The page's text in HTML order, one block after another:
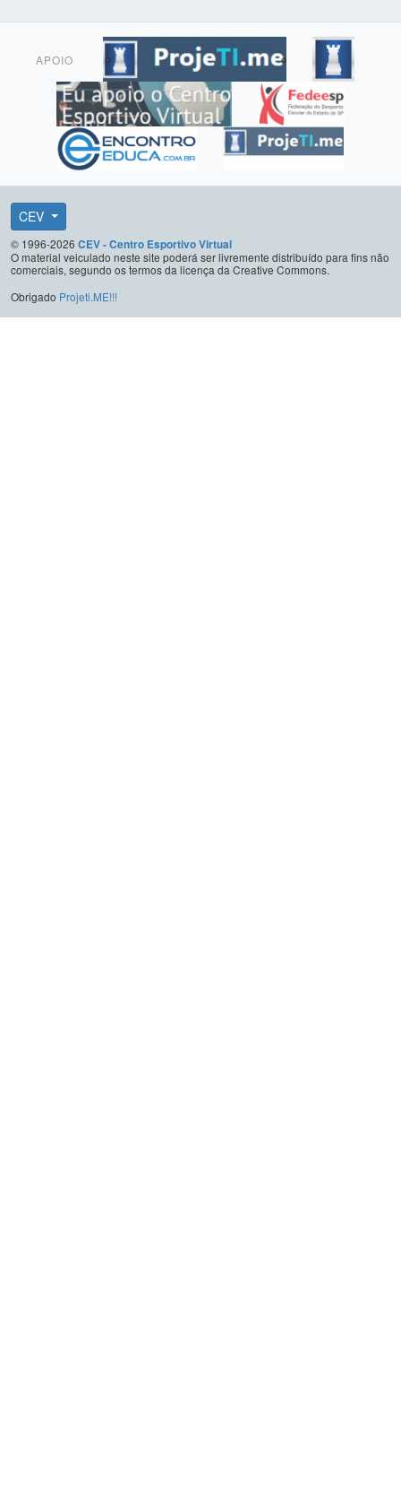
APOIO
CEV
© 1996-2026 CEV - Centro Esportivo Virtual
O material veiculado neste site poderá ser livremente distribuído para fins não
comerciais, segundo os termos da licença da Creative Commons.
Obrigado Projeti.ME!!!